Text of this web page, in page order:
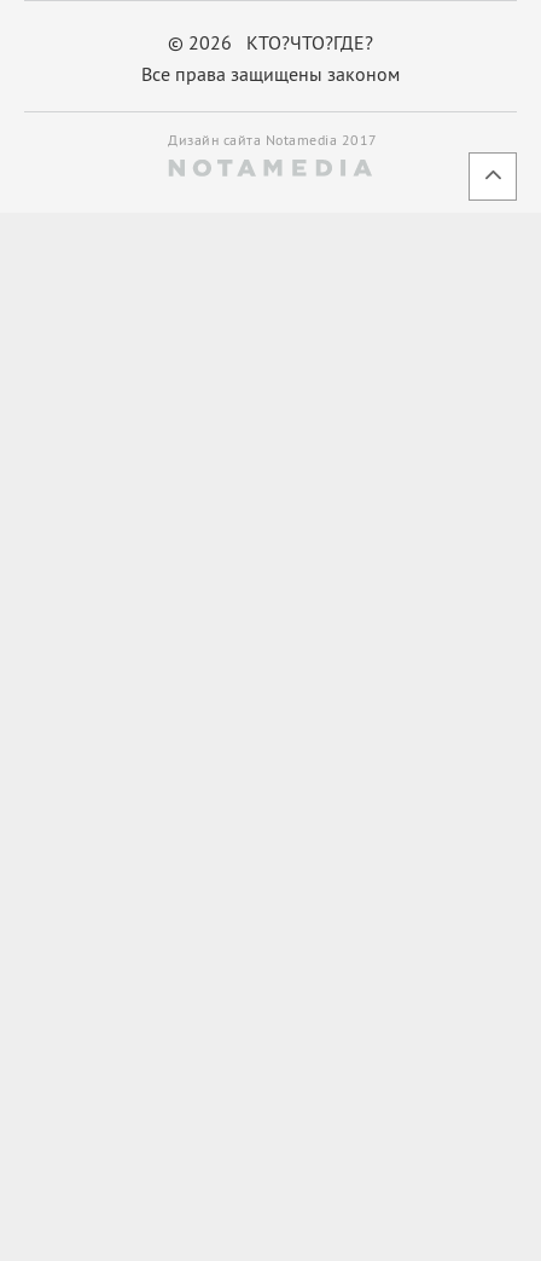
© 2026 КТО?ЧТО?ГДЕ?
Все права защищены законом
Дизайн сайта Notamedia 2017